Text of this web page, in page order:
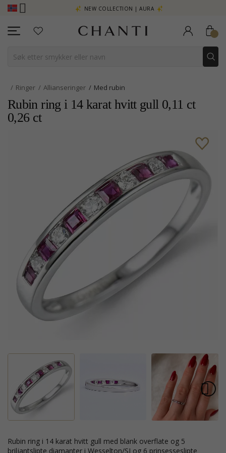
HER NEW COLLECTION | AURA
Ringer Allianseringer Med rubin
Rubin ring i 14 karat hvitt gull 0,11 ct
0,26 ct
rubin ring i 14 karat hvitt gull med blank overflate og 5
briljantslipte diamanter i Wesselton/SI og 6 prinsesseslipte